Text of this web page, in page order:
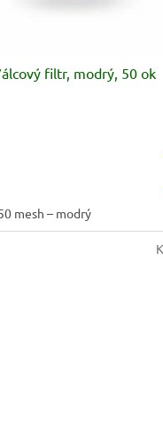
filtr, modrý, 50 ok
mesh – modrý